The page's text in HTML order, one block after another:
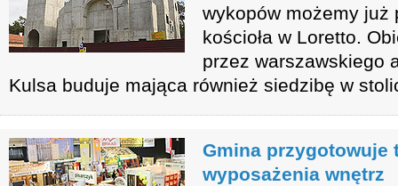
wykopów możemy już
kościoła w Loretto.
przez warszawskiego
Kulsa buduje mająca również siedzibę w
Gmina przygotowuje
wyposażenia wnętrz